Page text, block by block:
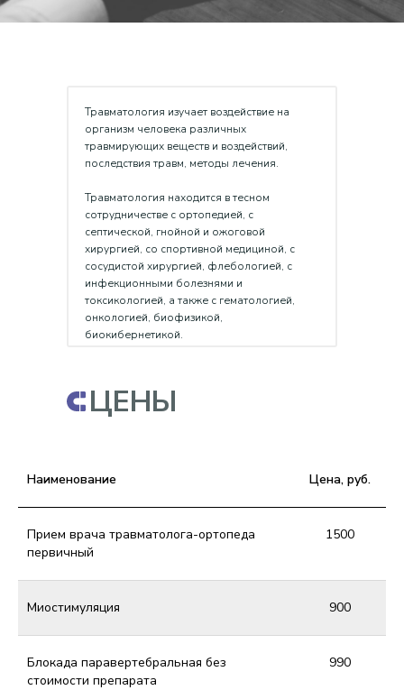
Травматология изучает воздействие на
организм человека различных
травмирующих веществ и воздействий,
последствия травм, методы лечения.
Травматология находится в тесном
сотрудничестве с ортопедией, с
септической, гнойной и ожоговой
хирургией, со спортивной медициной, с
сосудистой хирургией, флебологией, с
инфекционными болезнями и
токсикологией, а также с гематологией,
онкологией, биофизикой,
биокибернетикой.
ЦЕНЫ
Наименование Цена, руб.
Прием врача травматолога-ортопеда
первичный
1500
Миостимуляция 900
Блокада паравертебральная без
стоимости препарата
990